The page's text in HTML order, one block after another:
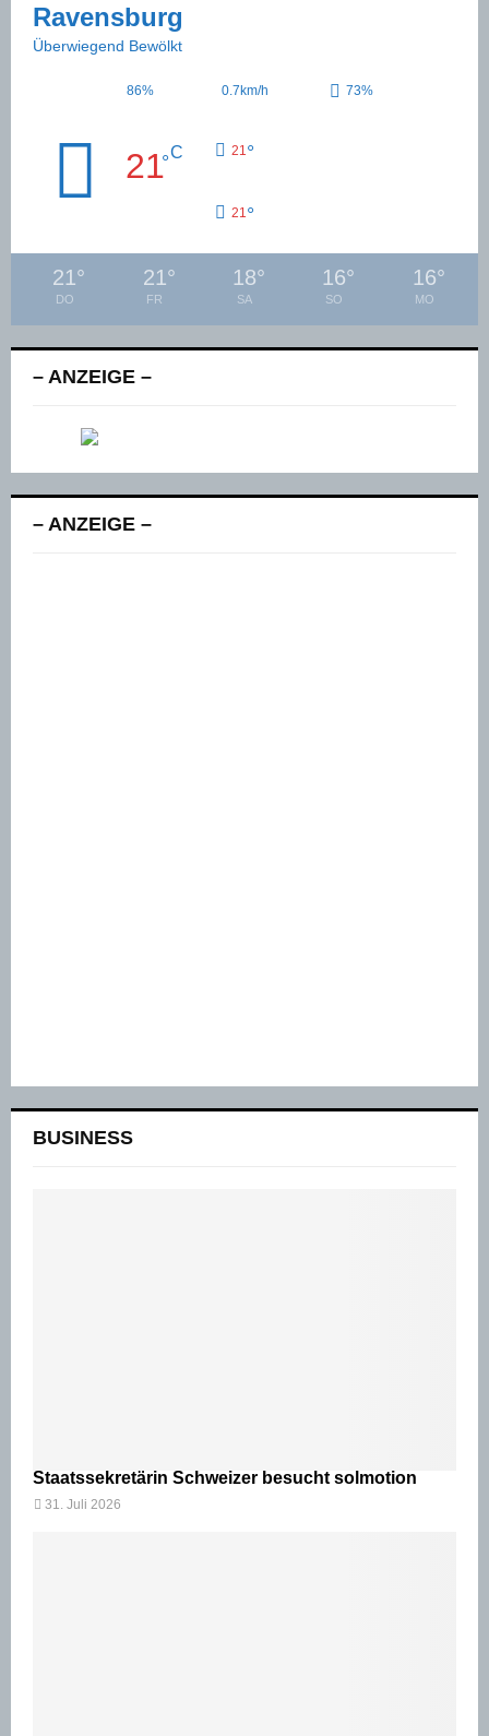
Ravensburg
Überwiegend Bewölkt
86% 0.7km/h 73%
21°C 21 °
21 °
21°
DO
21°
FR
18°
SA
16°
SO
16°
MO
– ANZEIGE –
– ANZEIGE –
BUSINESS
Staatssekretärin Schweizer besucht solmotion
31. Juli 2026